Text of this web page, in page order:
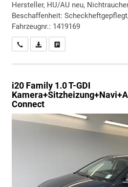
Hersteller, HU/AU neu,
Beschaffenheit:
Fahrzeugnr.: 1419169
Wir rufen Sie anPDF-Datei, Fahrzeugexposé
i20 Family 1.0 T-GDI
Connect